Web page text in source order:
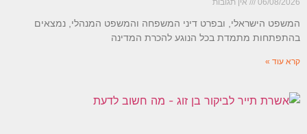
המשפט הישראלי, ובפרט דיני המשפחה והמשפט המנהלי, נמצאים
בהתפתחות מתמדת בכל הנוגע להכרת המדינה
קרא עוד »